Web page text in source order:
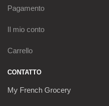
Pagamento
Il mio conto
Carrello
CONTATTO
My French Grocery